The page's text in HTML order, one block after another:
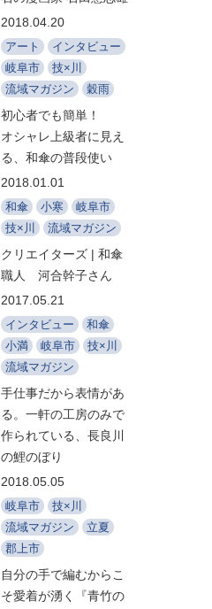
2018.04.20
アート
インタビュー
岐阜市
技×川
流域マガジン
穀雨
初心者でも簡単！
オシャレ上級者に見え
る、和傘の普段使い
2018.01.01
和傘 小寒
岐阜市
技×川
流域マガジン
クリエイターズ | 和傘
職人 河合幹子さん
2017.05.21
インタビュー
和傘
小満
岐阜市
技×川
流域マガジン
手仕事だから表情があ
る。一軒の工房のみで
作られている、長良川
の鯉のぼり
2018.05.05
岐阜市
技×川
流域マガジン
立夏
郡上市
自分の手で編むからこ
そ愛着が湧く『青竹の